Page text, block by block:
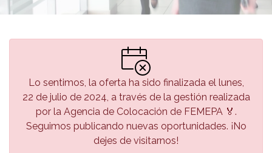
Lo sentimos, la oferta ha sido finalizada el lunes,
22 de julio de 2024, a través de la gestión realizada
por la Agencia de Colocación de FEMEPA 🏅.
Seguimos publicando nuevas oportunidades. ¡No
dejes de visitarnos!